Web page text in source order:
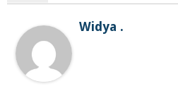
Widya .